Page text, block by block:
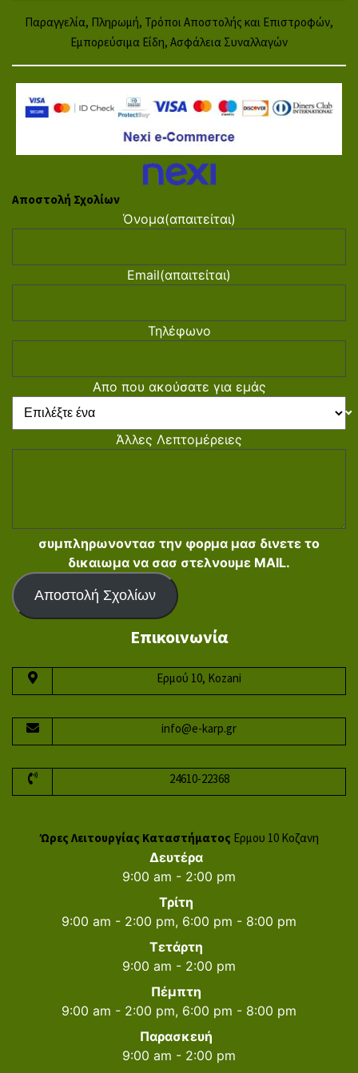
Παραγγελία, Πληρωμή, Τρόποι Αποστολής και Επιστροφών,
Εμπορεύσιμα Είδη, Ασφάλεια Συναλλαγών
Αποστολή Σχολίων
Όνομα(απαιτείται)
Email(απαιτείται)
Τηλέφωνο
Απο που ακούσατε για εμάς
Άλλες Λεπτομέρειες
συμπληρωνοντασ την φορμα μασ δινετε το
δικαιωμα να σασ στελνουμε MAIL.
Αποστολή Σχολίων
Επικοινωνία
Ερμού 10, Kozani
info@e-karp.gr
24610-22368
Ώρες Λειτουργίας Καταστήματος Ερμου 10 Κοζανη
Δευτέρα
9:00 am - 2:00 pm
Τρίτη
9:00 am - 2:00 pm, 6:00 pm - 8:00 pm
Τετάρτη
9:00 am - 2:00 pm
Πέμπτη
9:00 am - 2:00 pm, 6:00 pm - 8:00 pm
Παρασκευή
9:00 am - 2:00 pm